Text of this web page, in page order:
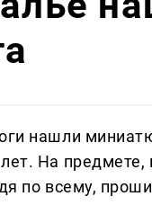
нашли
На предмете,
по всему,